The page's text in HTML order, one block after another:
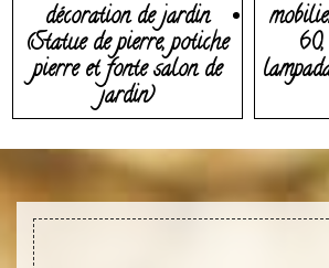
décoration de jardin
(Statue de pierre, potiche
pierre et fonte salon de
jardin)